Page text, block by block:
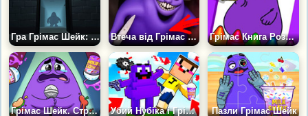
Гра Грімас Шейк: Втеча з Кімнати Втеча від Грімас Фейка Грімас Книга Розмальовок
Грімас Шейк. Страшні Звуки Убий Нубіка і Грімас Шейк Пазли Грімас Шейк